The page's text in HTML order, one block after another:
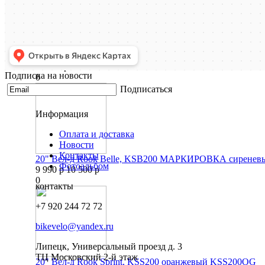
Самокат Novatrack Sity Line, 16/12 внедор.черный, max
10 990 р
0
20" Вел-д Rook Belle, KSB200 МАРКИРОВКА
9 990 р 10 500 р
0
20" Вел-д Rook Sprint, KSS200 оранжевый KSS200OG
Подписка на новости
Подписаться
Информация
Оплата и доставка
Новости
Контакты
Фотоальбом
контакты
+7 920 244 72 72
bikevelo@yandex.ru
Липецк, Универсальный проезд д. 3
ТЦ Московский 2-й этаж